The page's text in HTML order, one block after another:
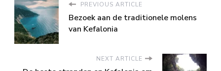
PREVIOUS ARTICLE
Bezoek aan de traditionele molens
van Kefalonia
NEXT ARTICLE